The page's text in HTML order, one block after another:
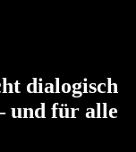
dialogisch
und für alle